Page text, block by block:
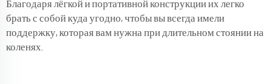
Благодаря лёгкой и портативной конструкции их легко
брать с собой куда угодно, чтобы вы всегда имели
поддержку, которая вам нужна при длительном стоянии на
коленях.